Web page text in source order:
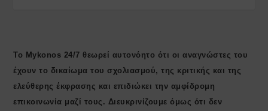
Το Mykonos 24/7 θεωρεί αυτονόητο ότι οι αναγνώστες του
έχουν το δικαίωμα του σχολιασμού, της κριτικής και της
ελεύθερης έκφρασης και επιδιώκει την αμφίδρομη
επικοινωνία μαζί τους. Διευκρινίζουμε όμως ότι δεν